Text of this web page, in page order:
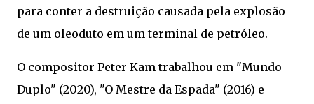
para conter a destruição causada pela explosão
de um oleoduto em um terminal de petróleo.
O compositor Peter Kam trabalhou em "Mundo
Duplo" (2020), "O Mestre da Espada" (2016) e